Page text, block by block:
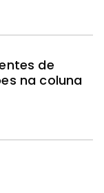
de
na coluna